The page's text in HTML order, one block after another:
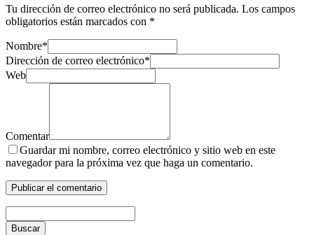
Tu dirección de correo electrónico no será publicada. Los campos
obligatorios están marcados con *
Nombre*
Dirección de correo electrónico*
Web
Comentar
Guardar mi nombre, correo electrónico y sitio web en este
navegador para la próxima vez que haga un comentario.
Buscar